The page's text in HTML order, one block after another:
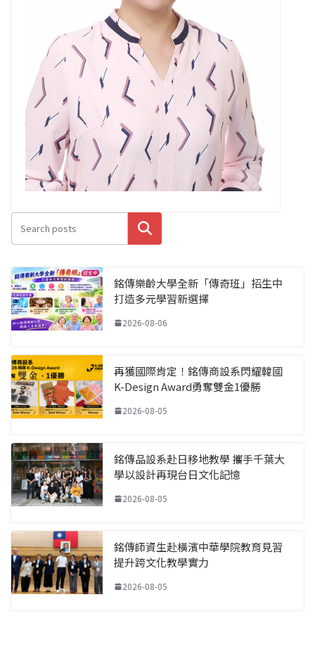
搜尋
銘傳樂齡大學全新「傳奇班」招生中
打造多元學習新選擇
2026-08-06
再獲國際肯定！銘傳商設系閃耀韓國
K-Design Award勇奪雙金1優勝
2026-08-05
銘傳品設系赴日移地教學 攜手千葉大
學以設計再現台日文化記憶
2026-08-05
銘傳師資生赴橫濱中華學院教育見習
提升跨文化教學實力
2026-08-05